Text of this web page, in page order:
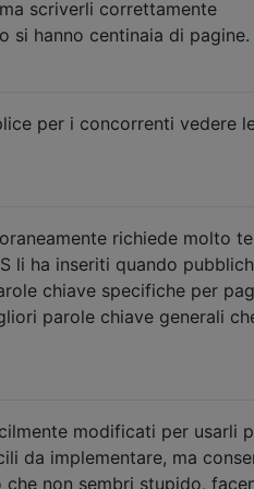
scriverli correttamente
hanno centinaia di pagine.
per i concorrenti vedere
richiede molto
li ha inseriti quando
chiave specifiche per
parole chiave generali
modificati per usarli
da implementare, ma
non sembri stupido,